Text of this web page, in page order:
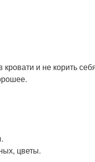
и не корить
цветы.